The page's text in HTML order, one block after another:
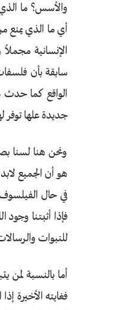
والأسس؟ ما
أي ما الذي يمنع
الإنسانية
سابقة بأن
الواقع كما حدث
جديدة علها توفر
ونحن هنا لسنا
هو أن الجميع
في حال الفيلسوف
فإذا أثبتنا وجود
للنبوات
أما بالنسبة لمن
فغايته الأخيرة